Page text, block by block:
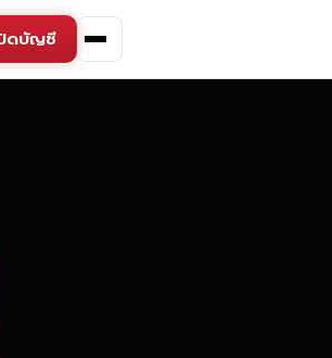
ดบัญชี
Multi-